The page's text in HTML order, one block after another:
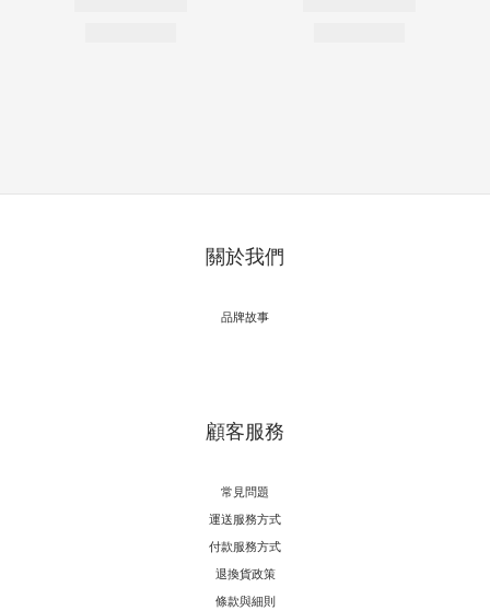
關於我們
品牌故事
顧客服務
常見問題
運送服務方式
付款服務方式
退換貨政策
條款與細則